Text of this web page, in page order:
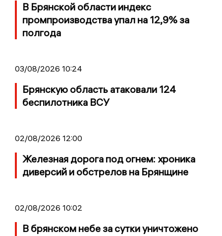
В Брянской области индекс
промпроизводства упал на 12,9% за
полгода
03/08/2026 10:24
Брянскую область атаковали 124
беспилотника ВСУ
02/08/2026 12:00
Железная дорога под огнем: хроника
диверсий и обстрелов на Брянщине
02/08/2026 10:02
В брянском небе за сутки уничтожено